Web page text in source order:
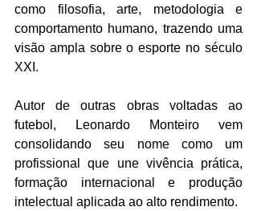
como filosofia, arte, metodologia e
comportamento humano, trazendo uma
visão ampla sobre o esporte no século
XXI.
Autor de outras obras voltadas ao
futebol, Leonardo Monteiro vem
consolidando seu nome como um
profissional que une vivência prática,
formação internacional e produção
intelectual aplicada ao alto rendimento.